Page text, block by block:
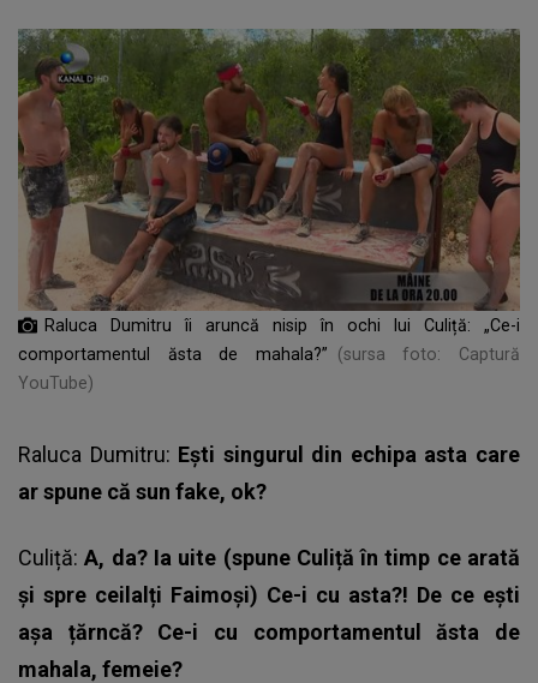
Raluca Dumitru îi aruncă nisip în ochi lui Culiță: „Ce-i
comportamentul ăsta de mahala?”
(sursa foto: Captură
YouTube)
Raluca Dumitru: Eşti singurul din echipa asta care
ar spune că sun fake, ok?
Culiță:A, da? Ia uite (spune Culiță în timp ce arată
și spre ceilalți Faimoși) Ce-i cu asta?! De ce ești
așa țărncă? Ce-i cu comportamentul ăsta de
mahala, femeie?